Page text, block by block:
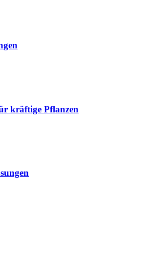
kräftige Pflanzen